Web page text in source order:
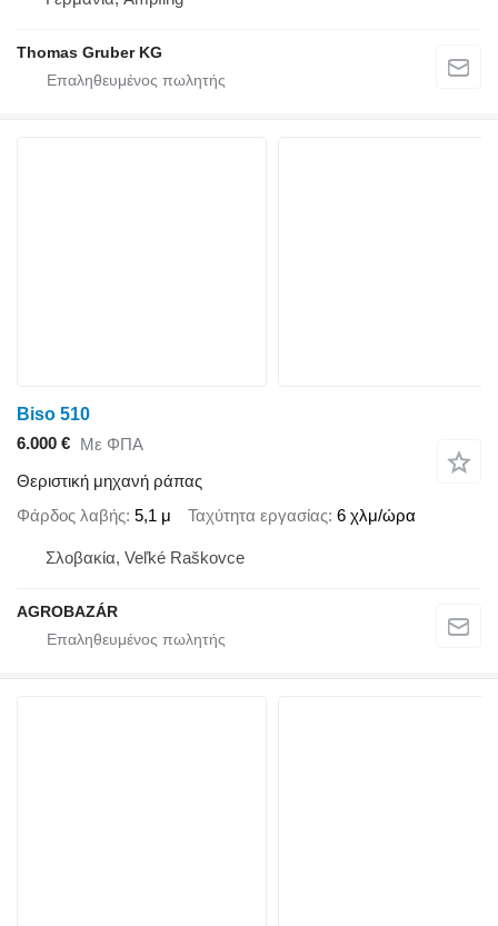
Thomas Gruber KG
Biso 510
6.000 € Με ΦΠΑ
Θεριστική μηχανή ράπας
Φάρδος λαβής 5,1 μ Ταχύτητα εργασίας 6 χλμ/ώρα
Σλοβακία, Veľké Raškovce
AGROBAZÁR